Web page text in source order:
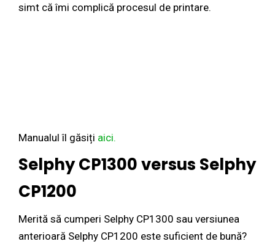
simt că îmi complică procesul de printare.
Manualul îl găsiți aici.
Selphy CP1300 versus Selphy
CP1200
Merită să cumperi Selphy CP1300 sau versiunea
anterioară Selphy CP1200 este suficient de bună?